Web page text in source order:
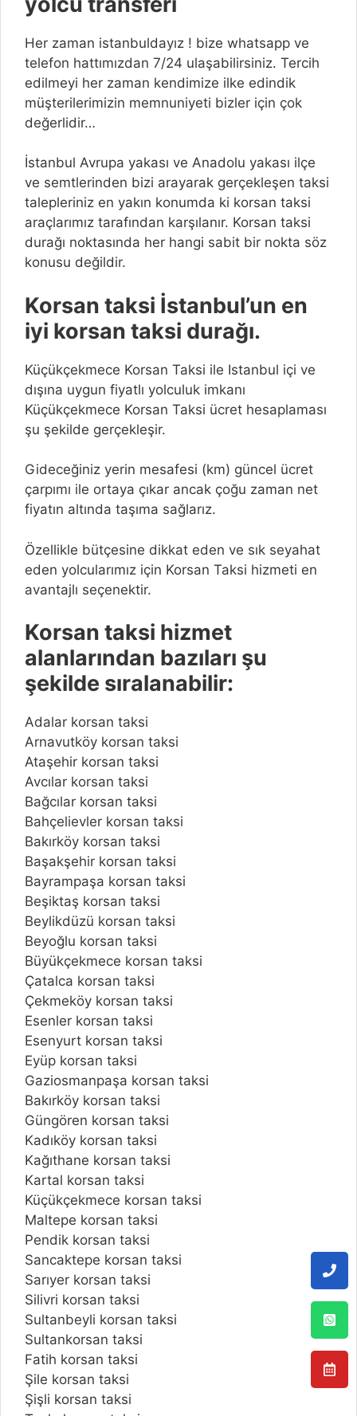
Her zaman istanbuldayız ! bize whatsapp ve
telefon hattımızdan 7/24 ulaşabilirsiniz. Tercih
edilmeyi her zaman kendimize ilke edindik
müşterilerimizin memnuniyeti bizler için çok
değerlidir…
İstanbul Avrupa yakası ve Anadolu yakası ilçe
ve semtlerinden bizi arayarak gerçekleşen taksi
talepleriniz en yakın konumda ki korsan taksi
araçlarımız tarafından karşılanır. Korsan taksi
durağı noktasında her hangi sabit bir nokta söz
konusu değildir.
Korsan taksi İstanbul’un en
iyi korsan taksi durağı.
Küçükçekmece Korsan Taksi ile Istanbul içi ve
dışına uygun fiyatlı yolculuk imkanı
Küçükçekmece Korsan Taksi ücret hesaplaması
şu şekilde gerçekleşir.
Gideceğiniz yerin mesafesi (km) güncel ücret
çarpımı ile ortaya çıkar ancak çoğu zaman net
fiyatın altında taşıma sağlarız.
Özellikle bütçesine dikkat eden ve sık seyahat
eden yolcularımız için Korsan Taksi hizmeti en
avantajlı seçenektir.
Korsan taksi hizmet
alanlarından bazıları şu
şekilde sıralanabilir:
Adalar korsan taksi
Arnavutköy korsan taksi
Ataşehir korsan taksi
Avcılar korsan taksi
Bağcılar korsan taksi
Bahçelievler korsan taksi
Bakırköy korsan taksi
Başakşehir korsan taksi
Bayrampaşa korsan taksi
Beşiktaş korsan taksi
Beylikdüzü korsan taksi
Beyoğlu korsan taksi
Büyükçekmece korsan taksi
Çatalca korsan taksi
Çekmeköy korsan taksi
Esenler korsan taksi
Esenyurt korsan taksi
Eyüp korsan taksi
Gaziosmanpaşa korsan taksi
Bakırköy korsan taksi
Güngören korsan taksi
Kadıköy korsan taksi
Kağıthane korsan taksi
Kartal korsan taksi
Küçükçekmece korsan taksi
Maltepe korsan taksi
Pendik korsan taksi
Sancaktepe korsan taksi
Sarıyer korsan taksi
Silivri korsan taksi
Sultanbeyli korsan taksi
Sultankorsan taksi
Fatih korsan taksi
Şile korsan taksi
Şişli korsan taksi